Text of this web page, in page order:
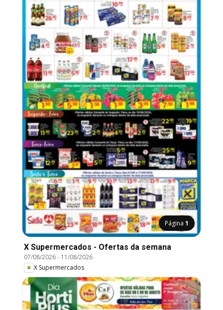
Página 1
X Supermercados - Ofertas da semana
07/08/2026- 11/08/2026
X Supermercados